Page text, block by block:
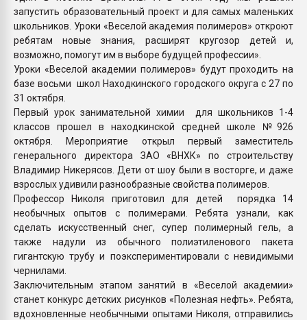
запустить образовательный проект и для самых маленьких
школьников. Уроки «Веселой академия полимеров» откроют
ребятам новые знания, расширят кругозор детей и,
возможно, помогут им в выборе будущей профессии».
Уроки «Веселой академии полимеров» будут проходить на
базе восьми школ Находкинского городского округа с 27 по
31 октября.
Первый урок занимательной химии для школьников 1-4
классов прошел в находкинской средней школе №926
октября. Мероприятие открыл первый заместитель
генерального директора ЗАО «ВНХК» по строительству
Владимир Никерясов. Дети от шоу были в восторге, и даже
взрослых удивили разнообразные свойства полимеров.
Профессор Николя приготовил для детей порядка 14
необычных опытов с полимерами. Ребята узнали, как
сделать искусственный снег, супер полимерный гель, а
также надули из обычного полиэтиленового пакета
гигантскую трубу и поэкспериментировали с невидимыми
чернилами.
Заключительным этапом занятий в «Веселой академии»
станет конкурс детских рисунков «Полезная нефть». Ребята,
вдохновленные необычными опытами Николя, отправились